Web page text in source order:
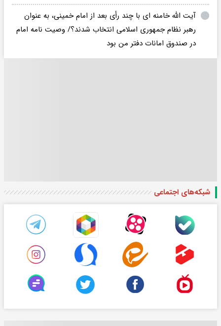
آیت الله خامنه ای با چند رأی بعد از امام خمینی، به عنوان
رهبر نظام جمهوری اسلامی انتخاب شدند؟/ وصیت نامه امام
در صندوق امانات دفتر من بود
شبکه‌های اجتماعی